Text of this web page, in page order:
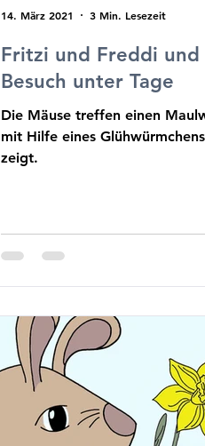
Fritzi und Freddi
Besuch unter Tage
Die Mäuse treffen einen
mit Hilfe eines
zeigt.
14. März 2021 3 Min. Lesezeit